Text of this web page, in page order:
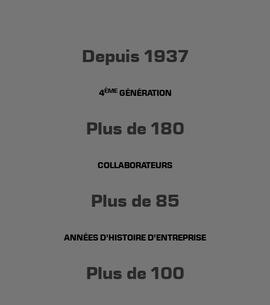
Depuis 1937
4ÈMEGÉNÉRATION
Plus de 180
COLLABORATEURS
Plus de 85
ANNÉES D’HISTOIRE D’ENTREPRISE
Plus de 100